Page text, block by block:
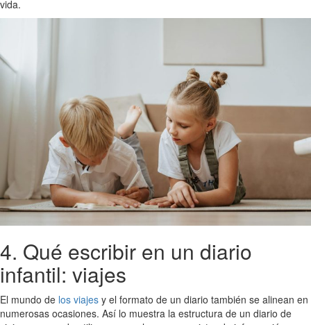
vida.
4. Qué escribir en un diario
infantil: viajes
El mundo de los viajes y el formato de un diario también se alinean en
numerosas ocasiones. Así lo muestra la estructura de un diario de